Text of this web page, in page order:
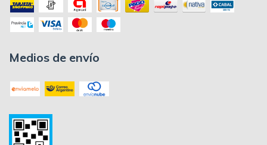
Medios de envío